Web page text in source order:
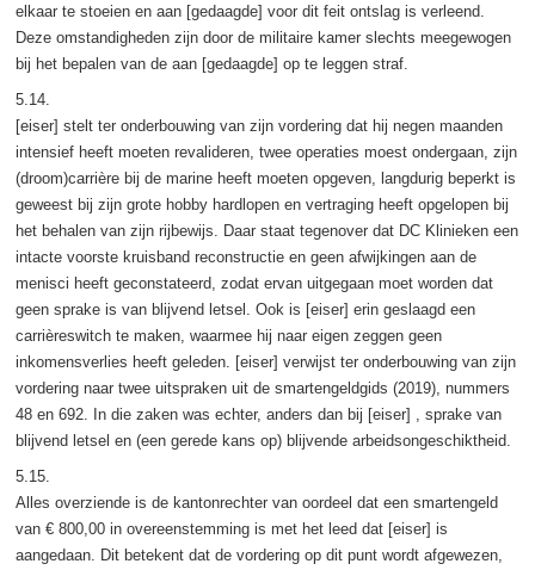
elkaar te stoeien en aan [gedaagde] voor dit feit ontslag is verleend.
Deze omstandigheden zijn door de militaire kamer slechts meegewogen
bij het bepalen van de aan [gedaagde] op te leggen straf.
5.14.
[eiser] stelt ter onderbouwing van zijn vordering dat hij negen maanden
intensief heeft moeten revalideren, twee operaties moest ondergaan, zijn
(droom)carrière bij de marine heeft moeten opgeven, langdurig beperkt is
geweest bij zijn grote hobby hardlopen en vertraging heeft opgelopen bij
het behalen van zijn rijbewijs. Daar staat tegenover dat DC Klinieken een
intacte voorste kruisband reconstructie en geen afwijkingen aan de
menisci heeft geconstateerd, zodat ervan uitgegaan moet worden dat
geen sprake is van blijvend letsel. Ook is [eiser] erin geslaagd een
carrièreswitch te maken, waarmee hij naar eigen zeggen geen
inkomensverlies heeft geleden. [eiser] verwijst ter onderbouwing van zijn
vordering naar twee uitspraken uit de smartengeldgids (2019), nummers
48 en 692. In die zaken was echter, anders dan bij [eiser] , sprake van
blijvend letsel en (een gerede kans op) blijvende arbeidsongeschiktheid.
5.15.
Alles overziende is de kantonrechter van oordeel dat een smartengeld
van € 800,00 in overeenstemming is met het leed dat [eiser] is
aangedaan. Dit betekent dat de vordering op dit punt wordt afgewezen,